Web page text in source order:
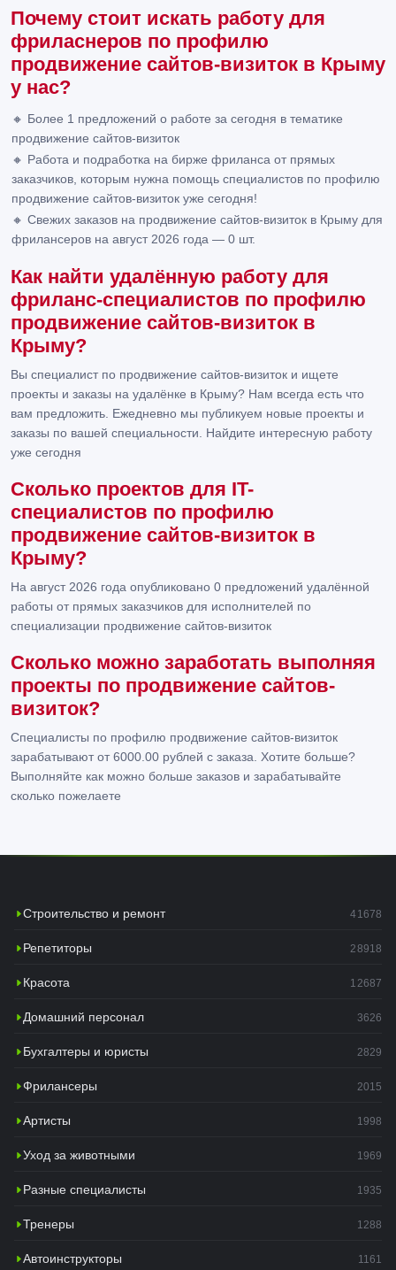
Почему стоит искать работу для
фриласнеров по профилю
продвижение сайтов-визиток в Крыму
у нас?
🔸 Более 1 предложений о работе за сегодня в тематике
продвижение сайтов-визиток
🔸 Работа и подработка на бирже фриланса от прямых
заказчиков, которым нужна помощь специалистов по профилю
продвижение сайтов-визиток уже сегодня!
🔸 Свежих заказов на продвижение сайтов-визиток в Крыму для
фрилансеров на август 2026 года — 0 шт.
Как найти удалённую работу для
фриланс-специалистов по профилю
продвижение сайтов-визиток в
Крыму?
Вы специалист по продвижение сайтов-визиток и ищете
проекты и заказы на удалёнке в Крыму? Нам всегда есть что
вам предложить. Ежедневно мы публикуем новые проекты и
заказы по вашей специальности. Найдите интересную работу
уже сегодня
Сколько проектов для IT-
специалистов по профилю
продвижение сайтов-визиток в
Крыму?
На август 2026 года опубликовано 0 предложений удалённой
работы от прямых заказчиков для исполнителей по
специализации продвижение сайтов-визиток
Сколько можно заработать выполняя
проекты по продвижение сайтов-
визиток?
Специалисты по профилю продвижение сайтов-визиток
зарабатывают от 6000.00 рублей с заказа. Хотите больше?
Выполняйте как можно больше заказов и зарабатывайте
сколько пожелаете
Строительство и ремонт 41678
Репетиторы 28918
Красота 12687
Домашний персонал 3626
Бухгалтеры и юристы 2829
Фрилансеры 2015
Артисты 1998
Уход за животными 1969
Разные специалисты 1935
Тренеры 1288
Автоинструкторы 1161